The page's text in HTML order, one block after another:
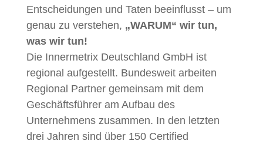
Entscheidungen und Taten beeinflusst – um
genau zu verstehen, „WARUM“ wir tun,
was wir tun!
Die Innermetrix Deutschland GmbH ist
regional aufgestellt. Bundesweit arbeiten
Regional Partner gemeinsam mit dem
Geschäftsführer am Aufbau des
Unternehmens zusammen. In den letzten
drei Jahren sind über 150 Certified